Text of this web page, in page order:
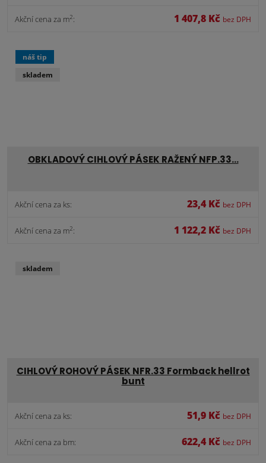
Akční cena za m2: 1 407,8 Kč bez DPH
OBKLADOVÝ CIHLOVÝ PÁSEK RAŽENÝ NFP.33…
Akční cena za ks: 23,4 Kč bez DPH
Akční cena za m2: 1 122,2 Kč bez DPH
náš tip
skladem
CIHLOVÝ ROHOVÝ PÁSEK NFR.33 Formback hellrot
bunt
Akční cena za ks: 51,9 Kč bez DPH
Akční cena za bm: 622,4 Kč bez DPH
skladem